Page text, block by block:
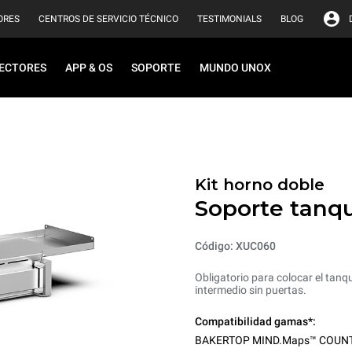
CENTROS DE SERVICIO TÉCNICO TESTIMONIALS BLOG
APP & OS SOPORTE MUNDO UNOX
Kit horno doble
Soporte
Código: XUC060
Obligatorio para colocar el
intermedio sin puertas.
Compatibilidad gamas*:
BAKERTOP MIND.Maps™